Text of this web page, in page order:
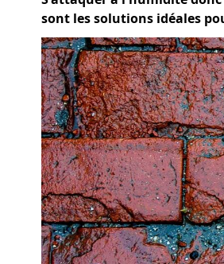
sont les solutions idéales